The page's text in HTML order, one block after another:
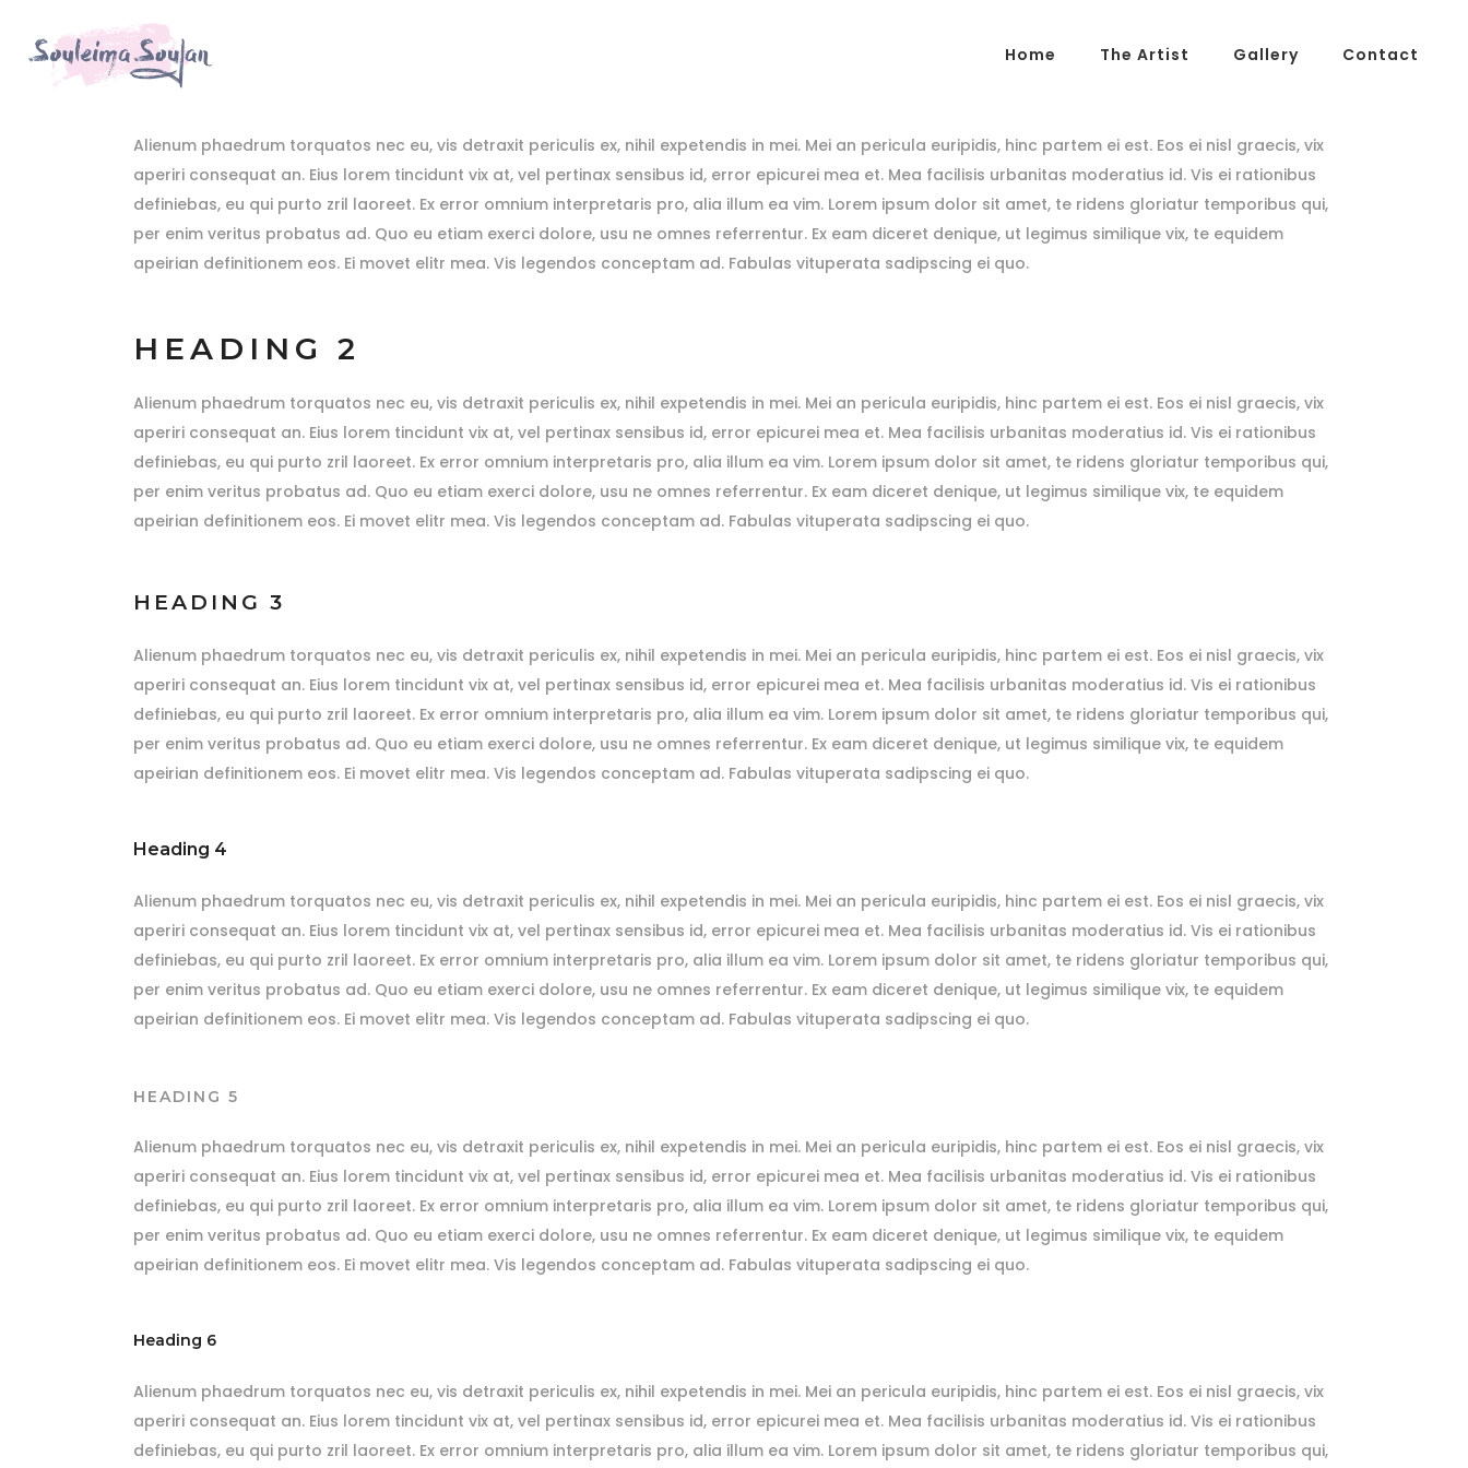
Home The Artist Gallery Contact
HEADING 1
Alienum phaedrum torquatos nec eu, vis detraxit periculis ex, nihil expetendis in mei. Mei an pericula euripidis, hinc partem ei est. Eos ei nisl graecis, vix
aperiri consequat an. Eius lorem tincidunt vix at, vel pertinax sensibus id, error epicurei mea et. Mea facilisis urbanitas moderatius id. Vis ei rationibus
definiebas, eu qui purto zril laoreet. Ex error omnium interpretaris pro, alia illum ea vim. Lorem ipsum dolor sit amet, te ridens gloriatur temporibus qui,
per enim veritus probatus ad. Quo eu etiam exerci dolore, usu ne omnes referrentur. Ex eam diceret denique, ut legimus similique vix, te equidem
apeirian definitionem eos. Ei movet elitr mea. Vis legendos conceptam ad. Fabulas vituperata sadipscing ei quo.
HEADING 2
Alienum phaedrum torquatos nec eu, vis detraxit periculis ex, nihil expetendis in mei. Mei an pericula euripidis, hinc partem ei est. Eos ei nisl graecis, vix
aperiri consequat an. Eius lorem tincidunt vix at, vel pertinax sensibus id, error epicurei mea et. Mea facilisis urbanitas moderatius id. Vis ei rationibus
definiebas, eu qui purto zril laoreet. Ex error omnium interpretaris pro, alia illum ea vim. Lorem ipsum dolor sit amet, te ridens gloriatur temporibus qui,
per enim veritus probatus ad. Quo eu etiam exerci dolore, usu ne omnes referrentur. Ex eam diceret denique, ut legimus similique vix, te equidem
apeirian definitionem eos. Ei movet elitr mea. Vis legendos conceptam ad. Fabulas vituperata sadipscing ei quo.
HEADING 3
Alienum phaedrum torquatos nec eu, vis detraxit periculis ex, nihil expetendis in mei. Mei an pericula euripidis, hinc partem ei est. Eos ei nisl graecis, vix
aperiri consequat an. Eius lorem tincidunt vix at, vel pertinax sensibus id, error epicurei mea et. Mea facilisis urbanitas moderatius id. Vis ei rationibus
definiebas, eu qui purto zril laoreet. Ex error omnium interpretaris pro, alia illum ea vim. Lorem ipsum dolor sit amet, te ridens gloriatur temporibus qui,
per enim veritus probatus ad. Quo eu etiam exerci dolore, usu ne omnes referrentur. Ex eam diceret denique, ut legimus similique vix, te equidem
apeirian definitionem eos. Ei movet elitr mea. Vis legendos conceptam ad. Fabulas vituperata sadipscing ei quo.
Heading 4
Alienum phaedrum torquatos nec eu, vis detraxit periculis ex, nihil expetendis in mei. Mei an pericula euripidis, hinc partem ei est. Eos ei nisl graecis, vix
aperiri consequat an. Eius lorem tincidunt vix at, vel pertinax sensibus id, error epicurei mea et. Mea facilisis urbanitas moderatius id. Vis ei rationibus
definiebas, eu qui purto zril laoreet. Ex error omnium interpretaris pro, alia illum ea vim. Lorem ipsum dolor sit amet, te ridens gloriatur temporibus qui,
per enim veritus probatus ad. Quo eu etiam exerci dolore, usu ne omnes referrentur. Ex eam diceret denique, ut legimus similique vix, te equidem
apeirian definitionem eos. Ei movet elitr mea. Vis legendos conceptam ad. Fabulas vituperata sadipscing ei quo.
HEADING 5
Alienum phaedrum torquatos nec eu, vis detraxit periculis ex, nihil expetendis in mei. Mei an pericula euripidis, hinc partem ei est. Eos ei nisl graecis, vix
aperiri consequat an. Eius lorem tincidunt vix at, vel pertinax sensibus id, error epicurei mea et. Mea facilisis urbanitas moderatius id. Vis ei rationibus
definiebas, eu qui purto zril laoreet. Ex error omnium interpretaris pro, alia illum ea vim. Lorem ipsum dolor sit amet, te ridens gloriatur temporibus qui,
per enim veritus probatus ad. Quo eu etiam exerci dolore, usu ne omnes referrentur. Ex eam diceret denique, ut legimus similique vix, te equidem
apeirian definitionem eos. Ei movet elitr mea. Vis legendos conceptam ad. Fabulas vituperata sadipscing ei quo.
Heading 6
Alienum phaedrum torquatos nec eu, vis detraxit periculis ex, nihil expetendis in mei. Mei an pericula euripidis, hinc partem ei est. Eos ei nisl graecis, vix
aperiri consequat an. Eius lorem tincidunt vix at, vel pertinax sensibus id, error epicurei mea et. Mea facilisis urbanitas moderatius id. Vis ei rationibus
definiebas, eu qui purto zril laoreet. Ex error omnium interpretaris pro, alia illum ea vim. Lorem ipsum dolor sit amet, te ridens gloriatur temporibus qui,